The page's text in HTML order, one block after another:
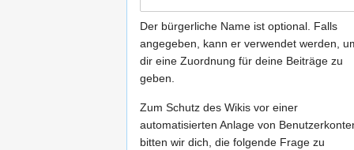
Der bürgerliche Name ist optional. Falls
angegeben, kann er verwendet werden,
dir eine Zuordnung für deine Beiträge zu
geben.
Zum Schutz des Wikis vor einer
automatisierten Anlage von
bitten wir dich, die folgende Frage zu